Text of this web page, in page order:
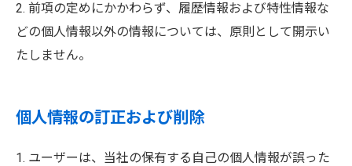
2. 前項の定めにかかわらず、履歴情報および特性情報な
どの個人情報以外の情報については、原則として開示い
たしません。
個人情報の訂正および削除
1. ユーザーは、当社の保有する自己の個人情報が誤った